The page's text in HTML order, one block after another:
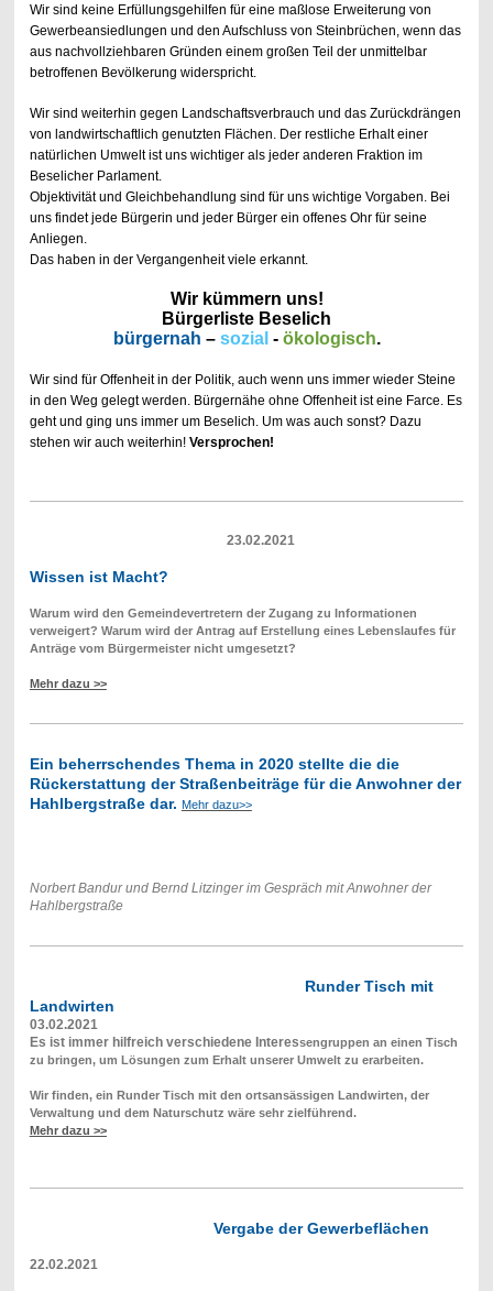
Wir sind keine Erfüllungsgehilfen für eine maßlose Erweiterung von
Gewerbeansiedlungen und den Aufschluss von Steinbrüchen, wenn das
aus nachvollziehbaren Gründen einem großen Teil der unmittelbar
betroffenen Bevölkerung widerspricht.
Wir sind weiterhin gegen Landschaftsverbrauch und das Zurückdrängen
von landwirtschaftlich genutzten Flächen. Der restliche Erhalt einer
natürlichen Umwelt ist uns wichtiger als jeder anderen Fraktion im
Beselicher Parlament.
Objektivität und Gleichbehandlung sind für uns wichtige Vorgaben. Bei
uns findet jede Bürgerin und jeder Bürger ein offenes Ohr für seine
Anliegen.
Das haben in der Vergangenheit viele erkannt.
Wir kümmern uns!
Bürgerliste Beselich
bürgernah – sozial - ökologisch.
Wir sind für Offenheit in der Politik, auch wenn uns immer wieder Steine
in den Weg gelegt werden. Bürgernähe ohne Offenheit ist eine Farce. Es
geht und ging uns immer um Beselich. Um was auch sonst? Dazu
stehen wir auch weiterhin! Versprochen!
23.02.2021
Wissen ist Macht?
Warum wird den Gemeindevertretern der Zugang zu Informationen
verweigert? Warum wird der Antrag auf Erstellung eines Lebenslaufes für
Anträge vom Bürgermeister nicht umgesetzt?
Mehr dazu >>
Ein beherrschendes Thema in 2020 stellte die die
Rückerstattung der Straßenbeiträge für die Anwohner der
Hahlbergstraße dar. Mehr dazu>>
Norbert Bandur und Bernd Litzinger im Gespräch mit Anwohner der
Hahlbergstraße
Runder Tisch mit
Landwirten
03.02.2021
Es ist immer hilfreich verschiedene Interessengruppen an einen Tisch
zu bringen, um Lösungen zum Erhalt unserer Umwelt zu erarbeiten.
Wir finden, ein Runder Tisch mit den ortsansässigen Landwirten, der
Verwaltung und dem Naturschutz wäre sehr zielführend.
Mehr dazu >>
Vergabe der Gewerbeflächen
22.02.2021